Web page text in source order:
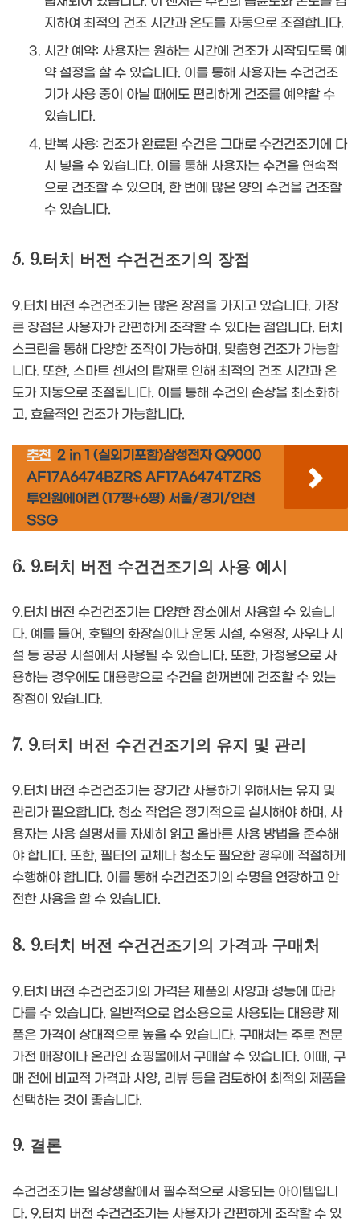
지하여 최적의 건조 시간과 온도를 자동으로 조절합니다.
시간 예약: 사용자는 원하는 시간에 건조가 시작되도록 예
약 설정을 할 수 있습니다. 이를 통해 사용자는 수건건조
기가 사용 중이 아닐 때에도 편리하게 건조를 예약할 수
있습니다.
반복 사용: 건조가 완료된 수건은 그대로 수건건조기에 다
시 넣을 수 있습니다. 이를 통해 사용자는 수건을 연속적
으로 건조할 수 있으며, 한 번에 많은 양의 수건을 건조할
수 있습니다.
5. 9.터치 버전 수건건조기의 장점
9.터치 버전 수건건조기는 많은 장점을 가지고 있습니다. 가장
큰 장점은 사용자가 간편하게 조작할 수 있다는 점입니다. 터치
스크린을 통해 다양한 조작이 가능하며, 맞춤형 건조가 가능합
니다. 또한, 스마트 센서의 탑재로 인해 최적의 건조 시간과 온
도가 자동으로 조절됩니다. 이를 통해 수건의 손상을 최소화하
고, 효율적인 건조가 가능합니다.
추천 2 in 1 (실외기포함)삼성전자 Q9000
AF17A6474BZRS AF17A6474TZRS
투인원에어컨 (17평+6평) 서울/경기/인천
SSG
6. 9.터치 버전 수건건조기의 사용 예시
9.터치 버전 수건건조기는 다양한 장소에서 사용할 수 있습니
다. 예를 들어, 호텔의 화장실이나 운동 시설, 수영장, 사우나 시
설 등 공공 시설에서 사용될 수 있습니다. 또한, 가정용으로 사
용하는 경우에도 대용량으로 수건을 한꺼번에 건조할 수 있는
장점이 있습니다.
7. 9.터치 버전 수건건조기의 유지 및 관리
9.터치 버전 수건건조기는 장기간 사용하기 위해서는 유지 및
관리가 필요합니다. 청소 작업은 정기적으로 실시해야 하며, 사
용자는 사용 설명서를 자세히 읽고 올바른 사용 방법을 준수해
야 합니다. 또한, 필터의 교체나 청소도 필요한 경우에 적절하게
수행해야 합니다. 이를 통해 수건건조기의 수명을 연장하고 안
전한 사용을 할 수 있습니다.
8. 9.터치 버전 수건건조기의 가격과 구매처
9.터치 버전 수건건조기의 가격은 제품의 사양과 성능에 따라
다를 수 있습니다. 일반적으로 업소용으로 사용되는 대용량 제
품은 가격이 상대적으로 높을 수 있습니다. 구매처는 주로 전문
가전 매장이나 온라인 쇼핑몰에서 구매할 수 있습니다. 이때, 구
매 전에 비교적 가격과 사양, 리뷰 등을 검토하여 최적의 제품을
선택하는 것이 좋습니다.
9. 결론
수건건조기는 일상생활에서 필수적으로 사용되는 아이템입니
다. 9.터치 버전 수건건조기는 사용자가 간편하게 조작할 수 있